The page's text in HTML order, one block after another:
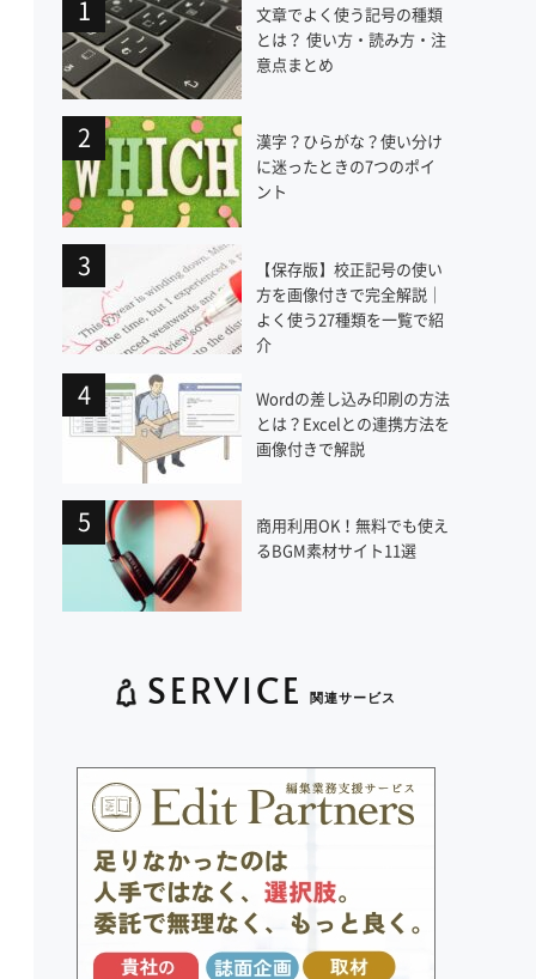
文章でよく使う記号の種類
とは？ 使い方・読み方・注
意点まとめ
漢字？ひらがな？使い分け
に迷ったときの7つのポイ
ント
【保存版】校正記号の使い
方を画像付きで完全解説｜
よく使う27種類を一覧で紹
介
Wordの差し込み印刷の方法
とは？Excelとの連携方法を
画像付きで解説
商用利用OK！無料でも使え
るBGM素材サイト11選
SERVICE 関連サービス